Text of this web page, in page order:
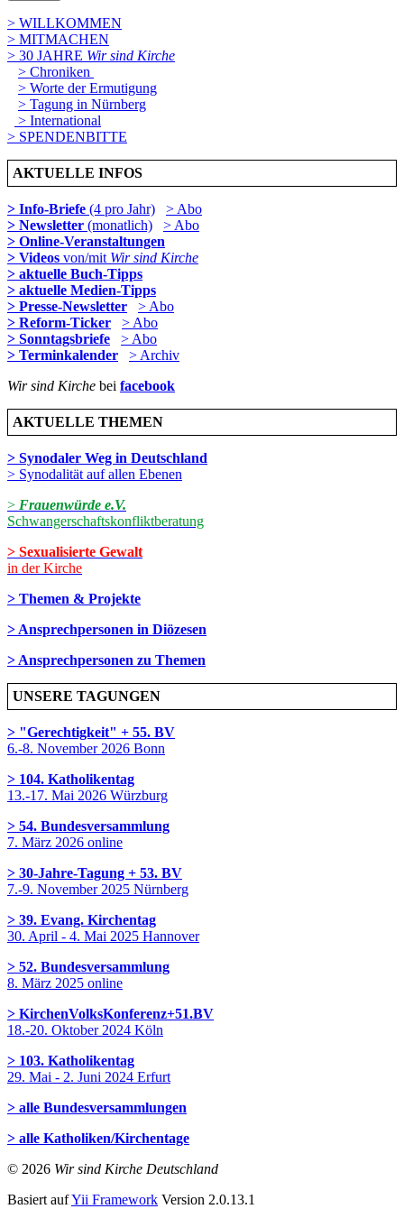
> WILLKOMMEN
> MITMACHEN
> 30 JAHRE Wir sind Kirche
> Chroniken
> Worte der Ermutigung
> Tagung in Nürnberg
> International
> SPENDENBITTE
AKTUELLE INFOS
> Info-Briefe (4 pro Jahr)
> Abo
> Newsletter (monatlich)
> Abo
> Online-Veranstaltungen
> Videos von/mit Wir sind Kirche
> aktuelle Buch-Tipps
> aktuelle Medien-Tipps
> Presse-Newsletter
> Abo
> Reform-Ticker
> Abo
> Sonntagsbriefe
> Abo
> Terminkalender
> Archiv
Wir sind Kirche bei facebook
AKTUELLE THEMEN
> Synodaler Weg in Deutschland
> Synodalität auf allen Ebenen
> Frauenwürde e.V.
Schwangerschaftskonfliktberatung
> Sexualisierte Gewalt
in der Kirche
> Themen & Projekte
> Ansprechpersonen in Diözesen
> Ansprechpersonen zu Themen
UNSERE TAGUNGEN
> "Gerechtigkeit" + 55. BV
6.-8. November 2026 Bonn
> 104. Katholikentag
13.-17. Mai 2026 Würzburg
> 54. Bundesversammlung
7. März 2026 online
> 30-Jahre-Tagung + 53. BV
7.-9. November 2025 Nürnberg
> 39. Evang. Kirchentag
30. April - 4. Mai 2025 Hannover
> 52. Bundesversammlung
8. März 2025 online
> KirchenVolksKonferenz+51.BV
18.-20. Oktober 2024 Köln
> 103. Katholikentag
29. Mai - 2. Juni 2024 Erfurt
> alle Bundesversammlungen
> alle Katholiken/Kirchentage
© 2026 Wir sind Kirche Deutschland
Basiert aufYii Framework Version 2.0.13.1